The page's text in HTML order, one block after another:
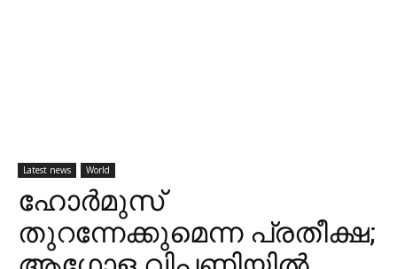
Latest news World
ഹോർമുസ്
തുറന്നേക്കുമെന്ന പ്രതീക്ഷ;